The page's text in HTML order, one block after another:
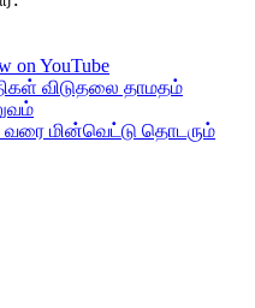
on YouTube
விடுதலை தாமதம்
மின்வெட்டு தொடரும்